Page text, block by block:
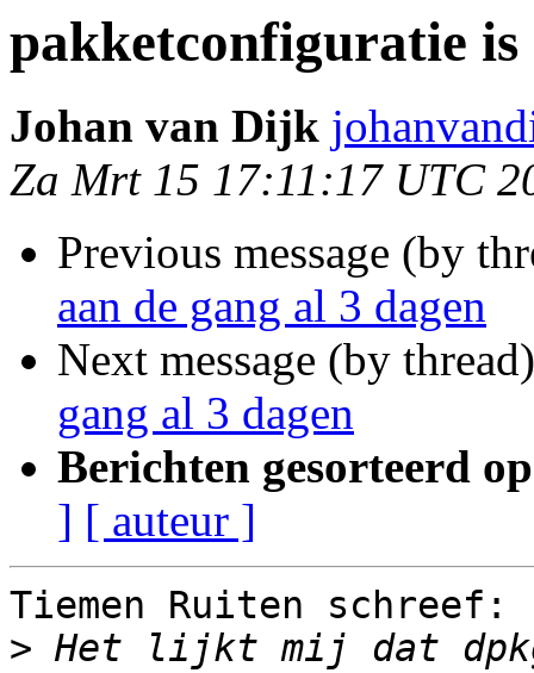
pakketconfiguratie is
Johan van Dijk
Za Mrt 15 17:11:17 UTC
Previous message (by
aan de gang al 3 dagen
Next message (by
gang al 3 dagen
Berichten gesorteerd
] [ auteur ]
Tiemen Ruiten schreef:
> Het lijkt mij dat